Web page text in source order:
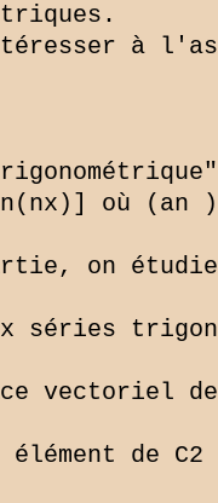
à
où
on
séries
vectoriel
élément de